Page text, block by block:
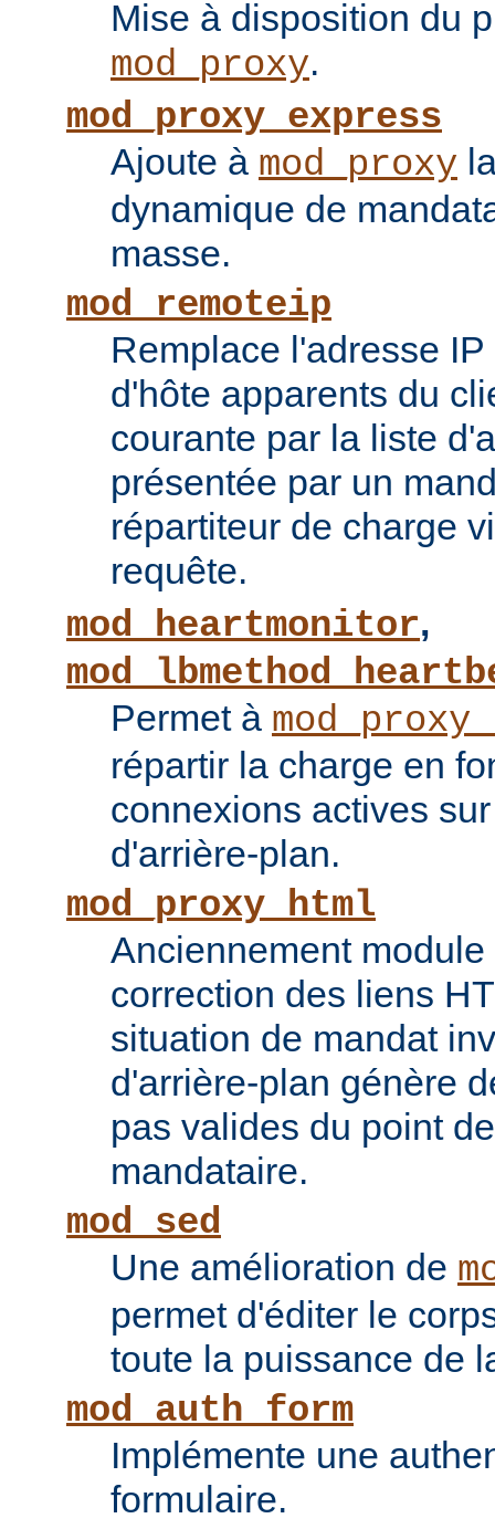
Mise à disposition du
mod_proxy.
mod_proxy_express
Ajoute à mod_proxy
dynamique de
masse.
mod_remoteip
Remplace l'adresse
d'hôte apparents du
courante par la liste
présentée par un
répartiteur de charge
requête.
mod_heartmonitor,
Permet à
répartir la charge en
connexions actives
d'arrière-plan.
mod_proxy_html
Anciennement
correction des liens
situation de mandat
d'arrière-plan génère
pas valides du point
mandataire.
mod_sed
Une amélioration de
permet d'éditer le
toute la puissance de
mod_auth_form
Implémente une
formulaire.